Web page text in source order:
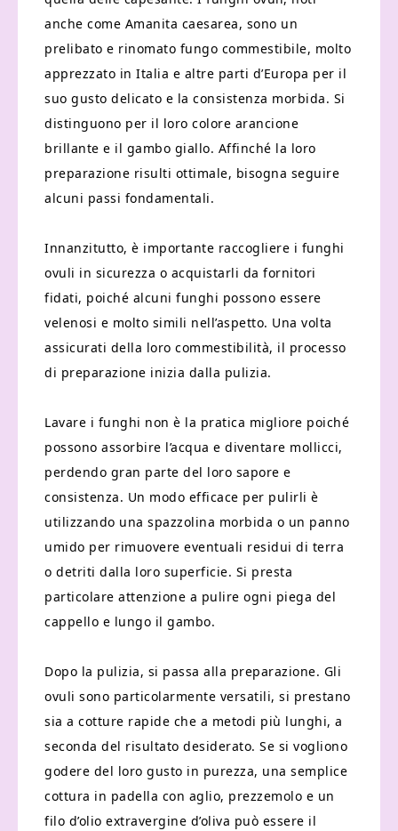
anche come Amanita caesarea, sono un
prelibato e rinomato fungo commestibile, molto
apprezzato in Italia e altre parti d’Europa per il
suo gusto delicato e la consistenza morbida. Si
distinguono per il loro colore arancione
brillante e il gambo giallo. Affinché la loro
preparazione risulti ottimale, bisogna seguire
alcuni passi fondamentali.
Innanzitutto, è importante raccogliere i funghi
ovuli in sicurezza o acquistarli da fornitori
fidati, poiché alcuni funghi possono essere
velenosi e molto simili nell’aspetto. Una volta
assicurati della loro commestibilità, il processo
di preparazione inizia dalla pulizia.
Lavare i funghi non è la pratica migliore poiché
possono assorbire l’acqua e diventare mollicci,
perdendo gran parte del loro sapore e
consistenza. Un modo efficace per pulirli è
utilizzando una spazzolina morbida o un panno
umido per rimuovere eventuali residui di terra
o detriti dalla loro superficie. Si presta
particolare attenzione a pulire ogni piega del
cappello e lungo il gambo.
Dopo la pulizia, si passa alla preparazione. Gli
ovuli sono particolarmente versatili, si prestano
sia a cotture rapide che a metodi più lunghi, a
seconda del risultato desiderato. Se si vogliono
godere del loro gusto in purezza, una semplice
cottura in padella con aglio, prezzemolo e un
filo d’olio extravergine d’oliva può essere il